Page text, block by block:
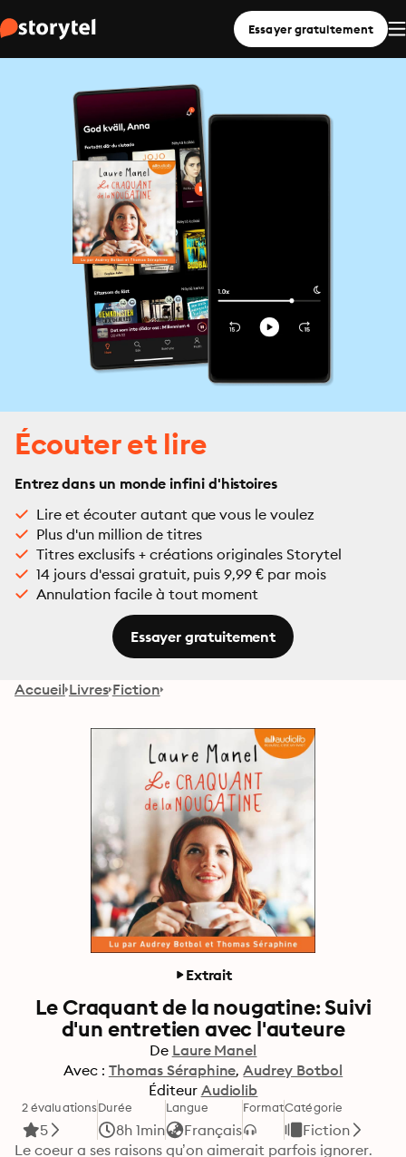
Essayer gratuitement
Écouter et lire
Entrez dans un monde infini d'histoires
Lire et écouter autant que vous le voulez
Plus d'un million de titres
Titres exclusifs + créations originales Storytel
14 jours d'essai gratuit, puis 9,99 € par mois
Annulation facile à tout moment
Essayer gratuitement
Accueil Livres Fiction
Extrait
Le Craquant de la nougatine: Suivi
d'un entretien avec l'auteure
De Laure Manel
Avec : Thomas Séraphine Audrey Botbol
Éditeur Audiolib
2 évaluations
5
Durée
8h 1min
Langue
Français
FormatCatégorie
Fiction
Le coeur a ses raisons qu’on aimerait parfois ignorer.